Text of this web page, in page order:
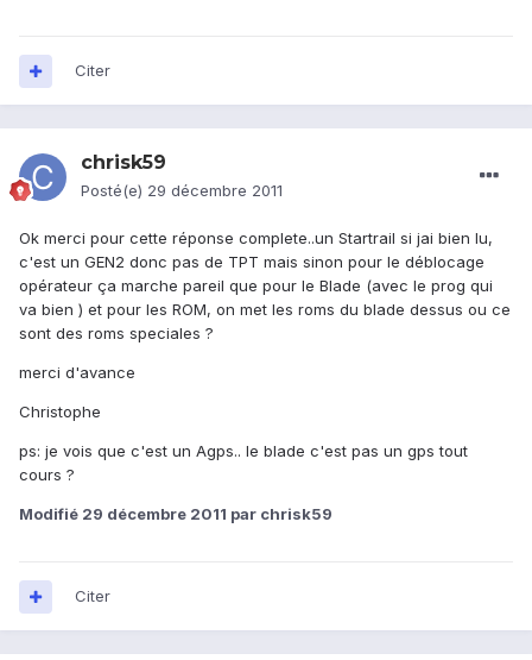
Citer
chrisk59
Posté(e) 29 décembre 2011
Ok merci pour cette réponse complete..un Startrail si jai bien lu,
c'est un GEN2 donc pas de TPT mais sinon pour le déblocage
opérateur ça marche pareil que pour le Blade (avec le prog qui
va bien ) et pour les ROM, on met les roms du blade dessus ou ce
sont des roms speciales ?
merci d'avance
Christophe
ps: je vois que c'est un Agps.. le blade c'est pas un gps tout
cours ?
Modifié 29 décembre 2011 par chrisk59
Citer